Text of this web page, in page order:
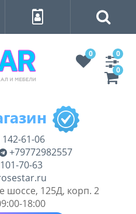
0
0
0
61-06
+79772982557
70-63
шоссе, 125Д, корп. 2
18:00